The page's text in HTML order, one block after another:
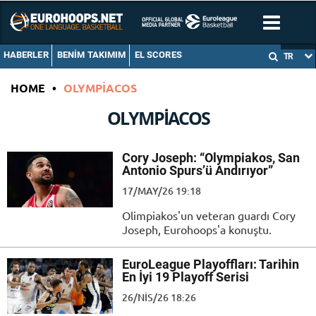
HABERLER BENIM TAKIMIM EL SCORES TR
HOME • OLYMPIACOS
OLYMPIACOS
Cory Joseph: “Olympiakos, San
Antonio Spurs’ü Andırıyor”
17/MAY/26 19:18
Olimpiakos'un veteran guardı Cory
Joseph, Eurohoops'a konuştu.
EuroLeague Playoffları: Tarihin
En İyi 19 Playoff Serisi
26/NIS/26 18:26